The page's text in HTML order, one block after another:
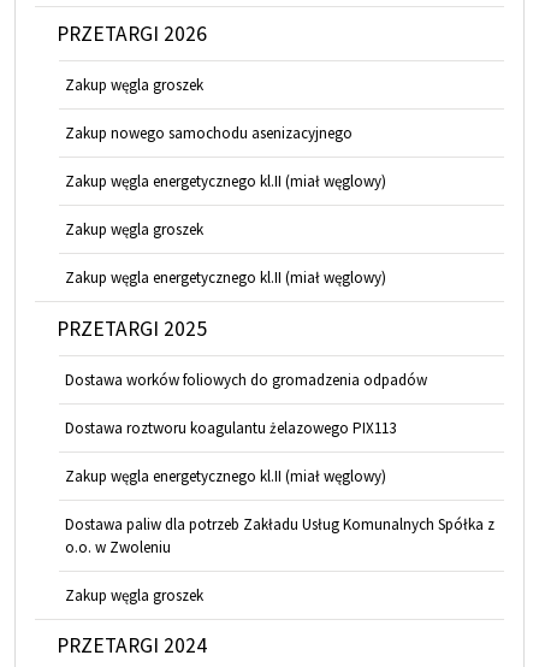
PRZETARGI 2026
Zakup węgla groszek
Zakup nowego samochodu asenizacyjnego
Zakup węgla energetycznego kl.II (miał węglowy)
Zakup węgla groszek
Zakup węgla energetycznego kl.II (miał węglowy)
PRZETARGI 2025
Dostawa worków foliowych do gromadzenia odpadów
Dostawa roztworu koagulantu żelazowego PIX113
Zakup węgla energetycznego kl.II (miał węglowy)
Dostawa paliw dla potrzeb Zakładu Usług Komunalnych Spółka z
o.o. w Zwoleniu
Zakup węgla groszek
PRZETARGI 2024